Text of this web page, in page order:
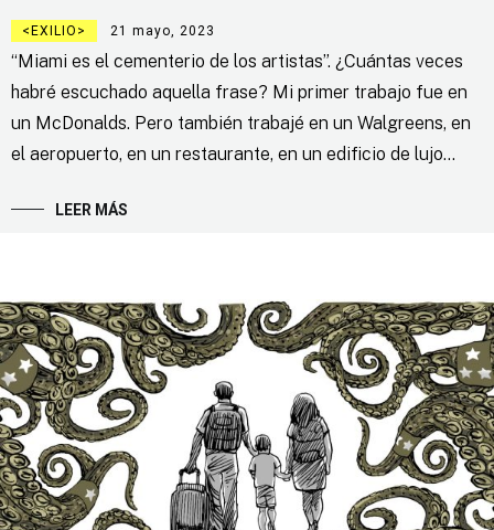
EXILIO 21 mayo, 2023
“Miami es el cementerio de los artistas”. ¿Cuántas veces
habré escuchado aquella frase? Mi primer trabajo fue en
un McDonalds. Pero también trabajé en un Walgreens, en
el aeropuerto, en un restaurante, en un edificio de lujo…
LEER MÁS